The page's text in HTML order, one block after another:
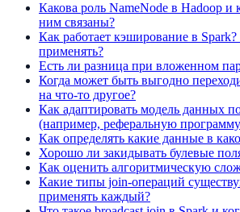
Какова роль NameNode в Hadoop и
ним связаны?
Как работает кэширование в Spark?
применять?
Есть ли разница при вложенном
Когда может быть выгодно
на что-то другое?
Как адаптировать модель данных
(например, реферальную
Как определять какие данные в
Хорошо ли закидывать булевые
Как оценить алгоритмическую
Какие типы join-операций
применять каждый?